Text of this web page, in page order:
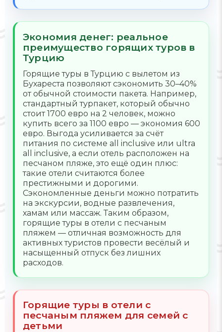
Экономия денег: реальное
преимущество горящих туров в
Турцию
Горящие туры в Турцию с вылетом из
Бухареста позволяют сэкономить 30–40%
от обычной стоимости пакета. Например,
стандартный турпакет, который обычно
стоит 1700 евро на 2 человек, можно
купить всего за 1100 евро — экономия 600
евро. Выгода усиливается за счёт
питания по системе all inclusive или ultra
all inclusive, а если отель расположен на
песчаном пляже, это ещё один плюс:
такие отели считаются более
престижными и дорогими.
Сэкономленные деньги можно потратить
на экскурсии, водные развлечения,
хамам или массаж. Таким образом,
горящие туры в отели с песчаным
пляжем — отличная возможность для
активных туристов провести весёлый и
насыщенный отпуск без лишних
расходов.
Горящие туры в отели с
песчаным пляжем для семей с
детьми